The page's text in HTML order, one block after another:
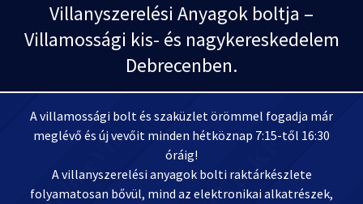
Villanyszerelési Anyagok boltja –
Villamossági kis- és nagykereskedelem
Debrecenben.
A villamossági bolt és szaküzlet örömmel fogadja már
meglévő és új vevőit minden hétköznap 7:15-től 16:30
óráig!
A villanyszerelési anyagok bolti raktárkészlete
folyamatosan bővül, mind az elektronikai alkatrészek,